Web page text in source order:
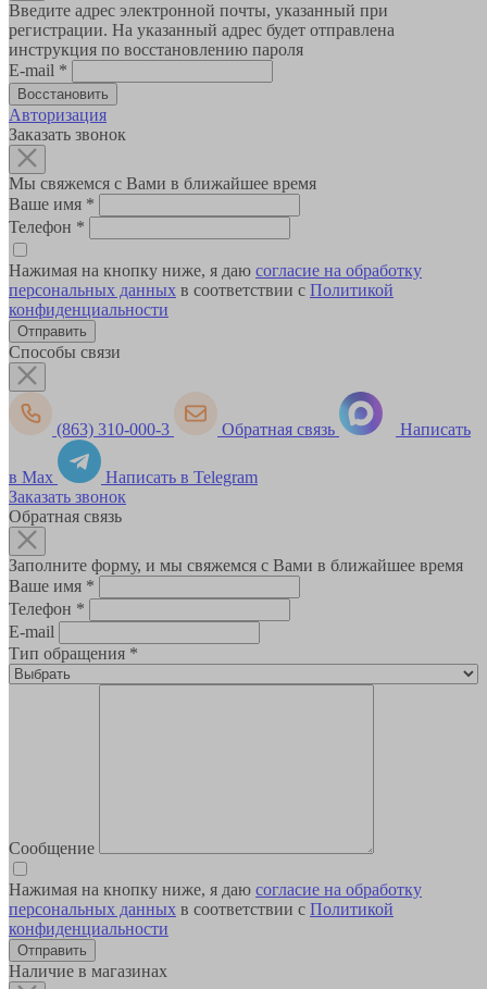
Введите адрес электронной почты, указанный при
регистрации. На указанный адрес будет отправлена
инструкция по восстановлению пароля
E-mail *
Авторизация
Заказать звонок
Мы свяжемся с Вами в ближайшее время
Ваше имя *
Телефон *
Нажимая на кнопку ниже, я даю согласие на обработку
персональных данных в соответствии с Политикой
конфиденциальности
Способы связи
(863) 310-000-3 Обратная связь Написать
в Max
Написать в Telegram
Заказать звонок
Обратная связь
Заполните форму, и мы свяжемся с Вами в ближайшее время
Ваше имя *
Телефон *
E-mail
Тип обращения *
Сообщение
Нажимая на кнопку ниже, я даю согласие на обработку
персональных данных в соответствии с Политикой
конфиденциальности
Наличие в магазинах